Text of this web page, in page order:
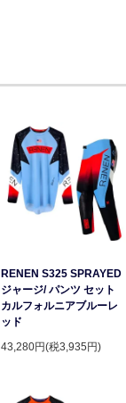
RENEN S325 SPRAYED
ジャージ/ パンツ セット
カルフォルニアブルーレ
ッド
43,280円(税3,935円)